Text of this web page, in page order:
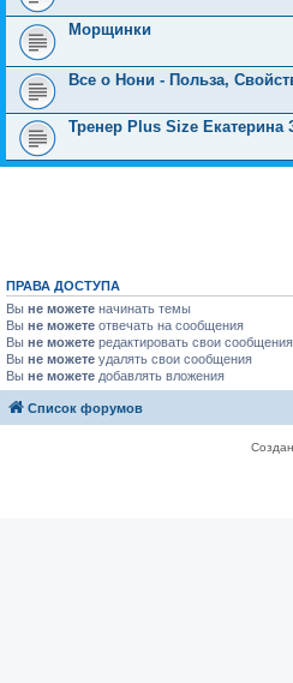
Морщинки
Все о Нони - Польза,
Тренер Plus Size
ПРАВА ДОСТУПА
Вы не можете начинать темы
Вы не можете отвечать на сообщения
Вы не можете редактировать свои сообщения
Вы не можете удалять свои сообщения
Вы не можете добавлять вложения
Список форумов